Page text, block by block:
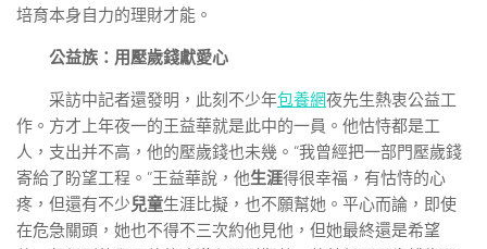
培育本身自力的理財才能。
公益族：用壓歲錢獻愛心
采訪中記者還發明，此刻不少年包養網夜先生熱衷公益工
作。方才上年夜一的王益華就是此中的一員。他怙恃都是工
人，支出并不高，他的壓歲錢也未幾。“我曾經把一部門壓歲錢
寄給了盼望工程。”王益華說，他生涯得很幸福，有怙恃的心
疼，但還有不少兒童生涯比擬，也不願幫她。平心而論，即使
在危急關頭，她也不得不三次約他見他，但她最終還是希望